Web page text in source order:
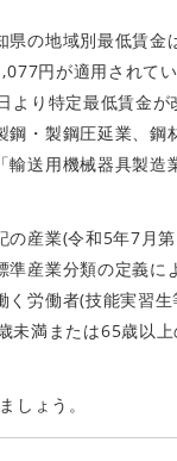
県の地域別最低賃金
円が適用されて
より特定最低賃金が
鋼・製鋼圧延業、鋼
輸送用機械器具製造
の産業(令和5年7月
準産業分類の定義に
く労働者(技能実習
未満または65歳以
しょう。